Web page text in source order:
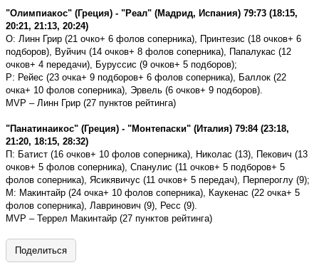
ʺОлимпиакосʺ (Греция) - ʺРеалʺ (Мадрид, Испания) 79:73 (18:15,
20:21, 21:13, 20:24)
О: Линн Грир (21 очко+ 6 фолов соперника), Принтезис (18 очков+ 6
подборов), Вуйчич (14 очков+ 8 фолов соперника), Папалукас (12
очков+ 4 передачи), Буруссис (9 очков+ 5 подборов);
Р: Рейес (23 очка+ 9 подборов+ 6 фолов соперника), Баллок (22
очка+ 10 фолов соперника), Эрвель (6 очков+ 9 подборов).
MVP – Линн Грир (27 пунктов рейтинга)
ʺПанатинаикосʺ (Греция) - ʺМонтепаскиʺ (Италия) 79:84 (23:18,
21:20, 18:15, 28:32)
П: Батист (16 очков+ 10 фолов соперника), Николас (13), Пекович (13
очков+ 5 фолов соперника), Спанулис (11 очков+ 5 подборов+ 5
фолов соперника), Ясикявичус (11 очков+ 5 передач), Перпероглу (9);
М: Макинтайр (24 очка+ 10 фолов соперника), Каукенас (22 очка+ 5
фолов соперника), Лавринович (9), Ресс (9).
MVP – Террел Макинтайр (27 пунктов рейтинга)
Поделиться